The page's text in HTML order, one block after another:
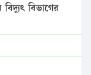
বিভাগের